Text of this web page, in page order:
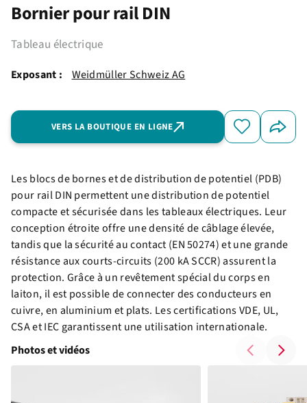
Bornier pour rail DIN
Tableau électrique
Exposant : Weidmüller Schweiz AG
VERS LA BOUTIQUE EN LIGNE
Les blocs de bornes et de distribution de potentiel (PDB)
pour rail DIN permettent une distribution de potentiel
compacte et sécurisée dans les tableaux électriques. Leur
conception étroite offre une densité de câblage élevée,
tandis que la sécurité au contact (EN 50274) et une grande
résistance aux courts-circuits (200 kA SCCR) assurent la
protection. Grâce à un revêtement spécial du corps en
laiton, il est possible de connecter des conducteurs en
cuivre, en aluminium et plats. Les certifications VDE, UL,
CSA et IEC garantissent une utilisation internationale.
Photos et vidéos